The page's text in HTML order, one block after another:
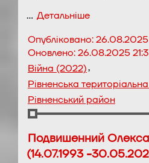
… Детальніше
Опубліковано:26.08.2025
Оновлено:26.08.2025
Війна (2022),
Рівненська
Рівненський район
Подвишенний
(14.07.1993 -